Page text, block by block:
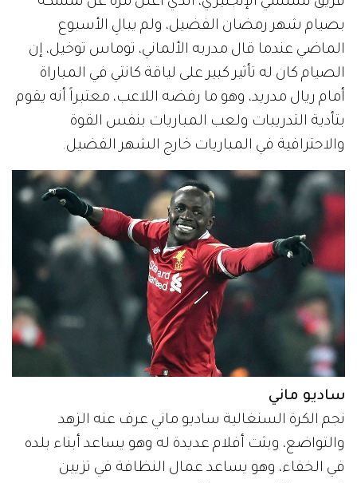
بصيام شهر رمضان الفضيل، ولم يبالِ الأسبوع
الماضي عندما قال مدربه الألماني، توماس توخيل، إن
الصيام كان له تأثير كبير على لياقة كانتي في المباراة
أمام ريال مدريد، وهو ما رفضه اللاعب، معتبراً أنه يقوم
بتأدية التدريبات ولعب المباريات بنفس القوة
والاحترافية في المباريات خارج الشهر الفضيل.
ساديو ماني
نجم الكرة السنغالية ساديو ماني عرف عنه الزهد
والتواضع، وبثت أفلام عديدة له وهو يساعد أبناء بلده
في الخفاء، وهو يساعد عمال النظافة في تزيين